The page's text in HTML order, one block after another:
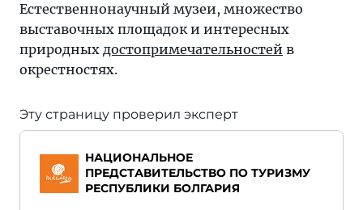
Естественнонаучный музеи, множество
выставочных площадок и интересных
природных достопримечательностей в
окрестностях.
Эту страницу проверил эксперт
НАЦИОНАЛЬНОЕ
ПРЕДСТАВИТЕЛЬСТВО ПО ТУРИЗМУ
РЕСПУБЛИКИ БОЛГАРИЯ